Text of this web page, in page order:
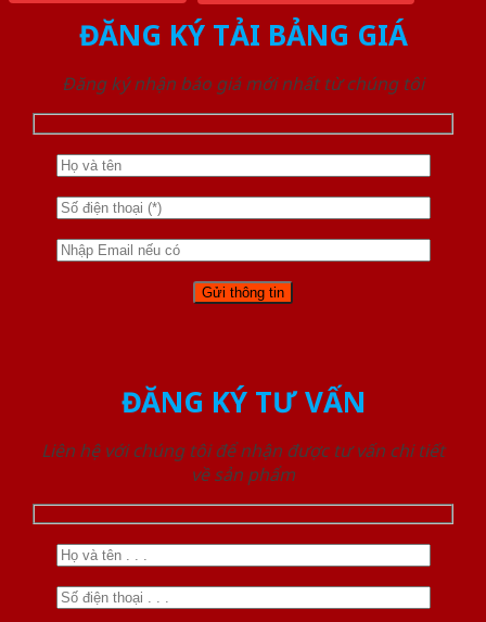
ĐĂNG KÝ TẢI BẢNG GIÁ
Đăng ký nhận báo giá mới nhất từ chúng tôi
ĐĂNG KÝ TƯ VẤN
Liên hệ với chúng tôi để nhận được tư vấn chi tiết
về sản phẩm